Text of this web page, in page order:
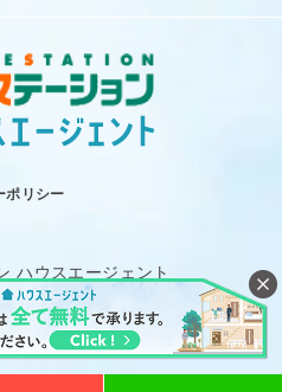
ポリシー
ハウスエージェント
reserved.